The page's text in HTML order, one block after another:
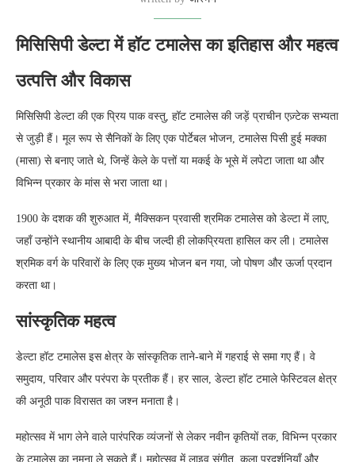
मिसिसिपी डेल्टा में हॉट टमालेस का इतिहास और महत्व
उत्पत्ति और विकास
मिसिसिपी डेल्टा की एक प्रिय पाक वस्तु, हॉट टमालेस की जड़ें प्राचीन एज़्टेक सभ्यता
से जुड़ी हैं। मूल रूप से सैनिकों के लिए एक पोर्टेबल भोजन, टमालेस पिसी हुई मक्का
(मासा) से बनाए जाते थे, जिन्हें केले के पत्तों या मकई के भूसे में लपेटा जाता था और
विभिन्न प्रकार के मांस से भरा जाता था।
1900 के दशक की शुरुआत में, मैक्सिकन प्रवासी श्रमिक टमालेस को डेल्टा में लाए,
जहाँ उन्होंने स्थानीय आबादी के बीच जल्दी ही लोकप्रियता हासिल कर ली। टमालेस
श्रमिक वर्ग के परिवारों के लिए एक मुख्य भोजन बन गया, जो पोषण और ऊर्जा प्रदान
करता था।
सांस्कृतिक महत्व
डेल्टा हॉट टमालेस इस क्षेत्र के सांस्कृतिक ताने-बाने में गहराई से समा गए हैं। वे
समुदाय, परिवार और परंपरा के प्रतीक हैं। हर साल, डेल्टा हॉट टमाले फेस्टिवल क्षेत्र
की अनूठी पाक विरासत का जश्न मनाता है।
महोत्सव में भाग लेने वाले पारंपरिक व्यंजनों से लेकर नवीन कृतियों तक, विभिन्न प्रकार
के टमालेस का नमूना ले सकते हैं। महोत्सव में लाइव संगीत, कला प्रदर्शनियाँ और